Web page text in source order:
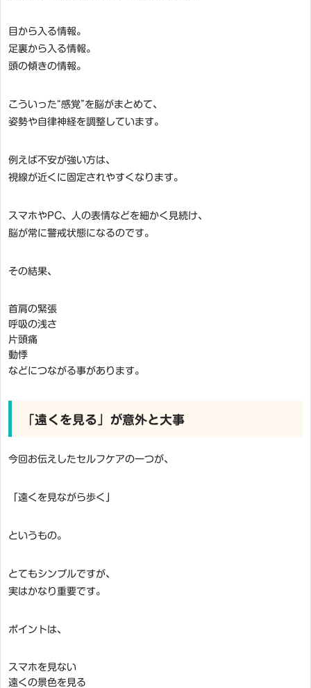
目から入る情報。
足裏から入る情報。
頭の傾きの情報。
こういった“感覚”を脳がまとめて、
姿勢や自律神経を調整しています。
例えば不安が強い方は、
視線が近くに固定されやすくなります。
スマホやPC、人の表情などを細かく見続け、
脳が常に警戒状態になるのです。
その結果、
首肩の緊張
呼吸の浅さ
片頭痛
動悸
などにつながる事があります。
「遠くを見る」が意外と大事
今回お伝えしたセルフケアの一つが、
「遠くを見ながら歩く」
というもの。
とてもシンプルですが、
実はかなり重要です。
ポイントは、
スマホを見ない
遠くの景色を見る